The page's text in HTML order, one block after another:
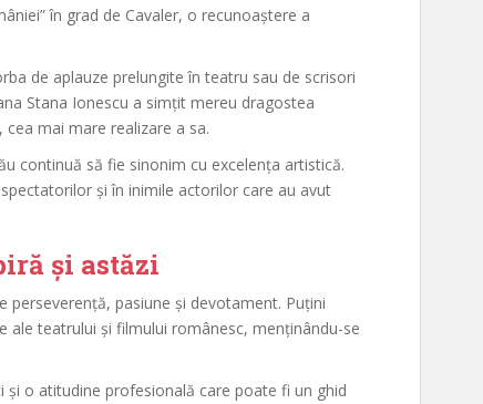
în grad de Cavaler, o recunoaștere a
de aplauze prelungite în teatru sau de scrisori
Stana Ionescu a simțit mereu dragostea
mai mare realizare a sa.
continuă să fie sinonim cu excelența artistică.
și în inimile actorilor care au avut
și astăzi
perseverență, pasiune și devotament. Puțini
teatrului și filmului românesc, menținându-se
o atitudine profesională care poate fi un ghid